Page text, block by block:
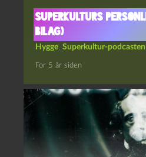
Superkulturs
bilag)
Hygge Superkultur-podcasten
For 5 år siden